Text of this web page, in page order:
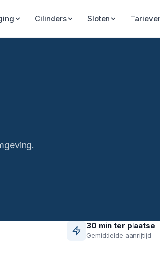
Cilinders Sloten
30 min ter plaatse
Gemiddelde aanrijtijd